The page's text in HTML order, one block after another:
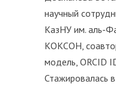
научный
КазНУ им. аль-
КОКСОН,
модель, ORCID
Стажировалась